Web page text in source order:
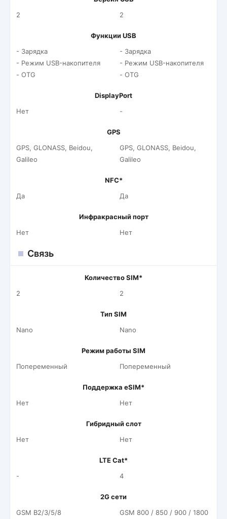
2
2
Функции USB
- Зарядка
- Режим USB-накопителя
- OTG
- Зарядка
- Режим USB-накопителя
- OTG
DisplayPort
Нет
-
GPS
GPS, GLONASS, Beidou,
Galileo
GPS, GLONASS, Beidou,
Galileo
NFC*
Да
Да
Инфракрасный порт
Нет
Нет
Связь
Количество SIM*
2
2
Тип SIM
Nano
Nano
Режим работы SIM
Попеременный
Попеременный
Поддержка eSIM*
Нет
Нет
Гибридный слот
Нет
Нет
LTE Cat*
-
4
2G сети
GSM B2/3/5/8
GSM 800 / 850 / 900 / 1800